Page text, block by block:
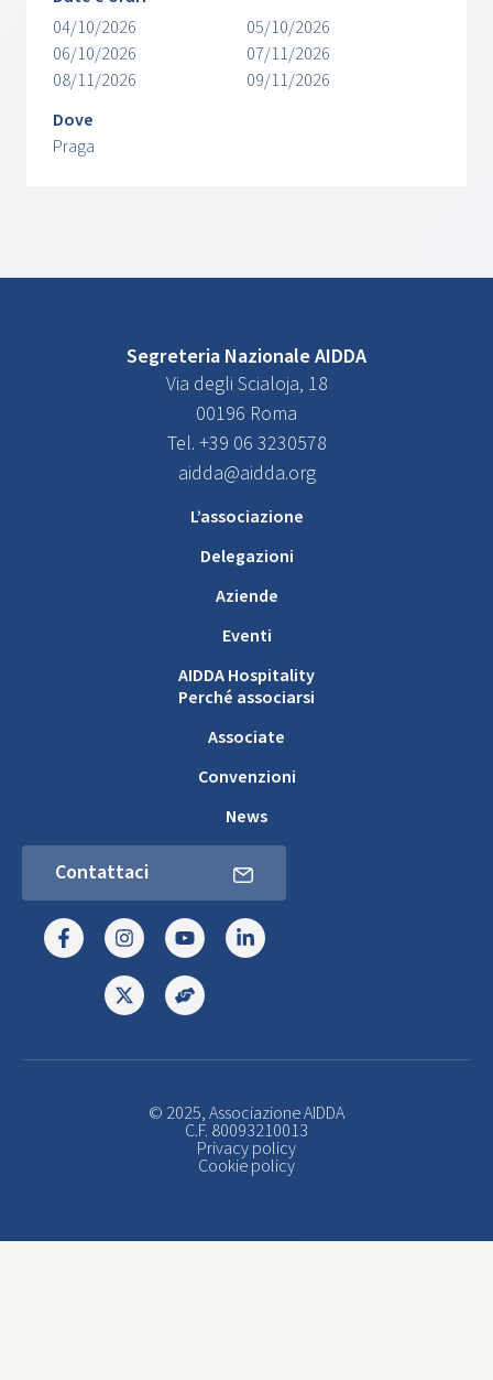
04/10/2026
05/10/2026
06/10/2026
07/11/2026
08/11/2026
09/11/2026
Dove
Praga
Segreteria Nazionale AIDDA
Via degli Scialoja, 18
00196 Roma
Tel. +39 06 3230578
aidda@aidda.org
L’associazione
Delegazioni
Aziende
Eventi
AIDDA Hospitality
Perché associarsi
Associate
Convenzioni
News
Contattaci
© 2025, Associazione AIDDA
C.F. 80093210013
Privacy policy
Cookie policy